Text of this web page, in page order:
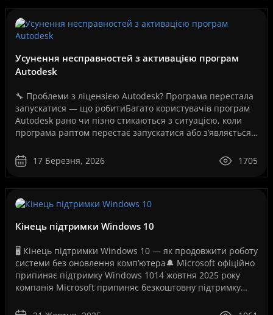
Усунення несправностей з активацією програм
Autodesk
🔧 Проблеми з ліцензією Autodesk? Програма перестала
запускатися — що робитиБагато користувачів програм
Autodesk рано чи пізно стикаються з ситуацією, коли
програма раптом перестає запускатися або з’являється
17 Березня, 2026
1705
Кінець підтримки Windows 10
🖥️ Кінець підтримки Windows 10 — як продовжити роботу
системи без оновлення комп’ютера🔔 Microsoft офіційно
припиняє підтримку Windows 1014 жовтня 2025 року
компанія Microsoft припиняє безкоштовну підтримку